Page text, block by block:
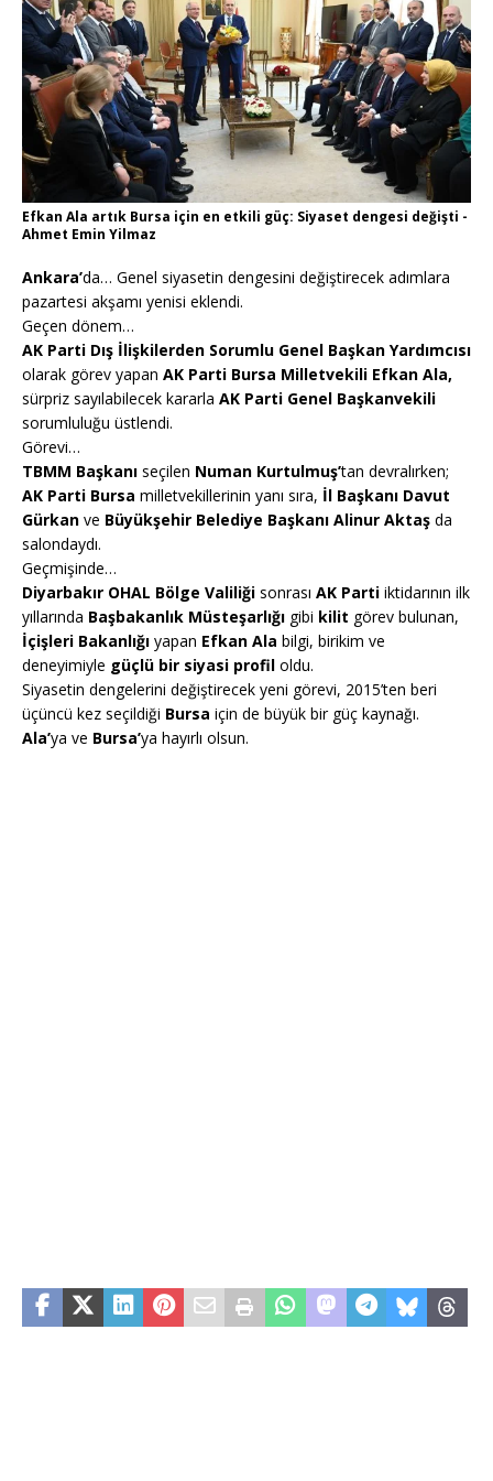
Efkan Ala artık Bursa için en etkili güç: Siyaset dengesi değişti -
Ahmet Emin Yilmaz
Ankara’da… Genel siyasetin dengesini değiştirecek adımlara
pazartesi akşamı yenisi eklendi.
Geçen dönem…
AK Parti Dış İlişkilerden Sorumlu Genel Başkan Yardımcısı
olarak görev yapan AK Parti Bursa Milletvekili Efkan Ala,
sürpriz sayılabilecek kararla AK Parti Genel Başkanvekili
sorumluluğu üstlendi.
Görevi…
TBMM Başkanı seçilen Numan Kurtulmuş’tan devralırken;
AK Parti Bursa milletvekillerinin yanı sıra, İl Başkanı Davut
Gürkan ve Büyükşehir Belediye Başkanı Alinur Aktaş da
salondaydı.
Geçmişinde…
Diyarbakır OHAL Bölge Valiliği sonrası AK Parti iktidarının ilk
yıllarında Başbakanlık Müsteşarlığı gibi kilit görev bulunan,
İçişleri Bakanlığı yapan Efkan Ala bilgi, birikim ve
deneyimiyle güçlü bir siyasi profil oldu.
Siyasetin dengelerini değiştirecek yeni görevi, 2015’ten beri
üçüncü kez seçildiği Bursa için de büyük bir güç kaynağı.
Ala’ya ve Bursa’ya hayırlı olsun.